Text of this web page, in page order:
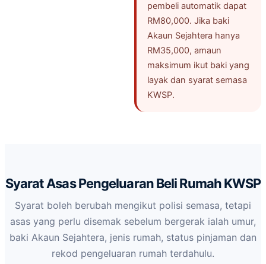
pembeli automatik dapat
RM80,000. Jika baki
Akaun Sejahtera hanya
RM35,000, amaun
maksimum ikut baki yang
layak dan syarat semasa
KWSP.
Syarat Asas Pengeluaran Beli Rumah KWSP
Syarat boleh berubah mengikut polisi semasa, tetapi
asas yang perlu disemak sebelum bergerak ialah umur,
baki Akaun Sejahtera, jenis rumah, status pinjaman dan
rekod pengeluaran rumah terdahulu.